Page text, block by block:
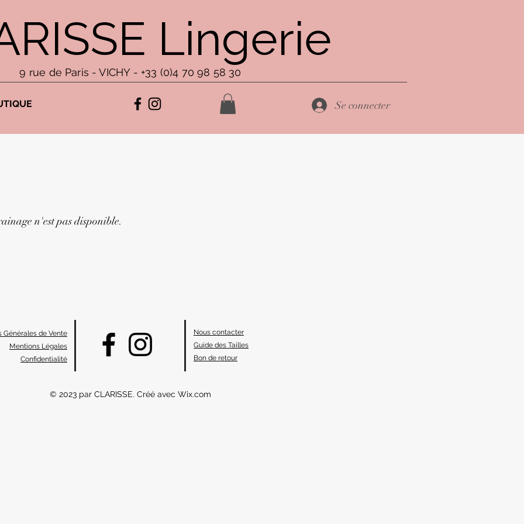
Lingerie
9 rue de Paris - VICHY - +33 (0)4 70 98 58 30
Se connecter
n'est pas disponible.
Générales de Vente
Mentions Légales
Confidentialité
Nous contacter
Guide des Tailles
Bon de retour
© 2023 par CLARISSE. Créé avec Wix.com